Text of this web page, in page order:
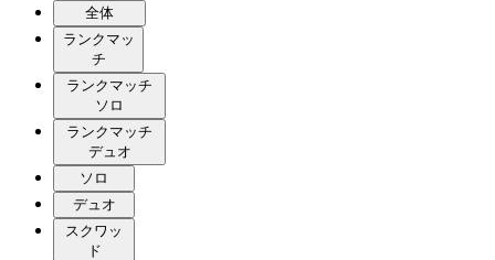
全体
ランクマッ
チ
ランクマッチ
ソロ
ランクマッチ
デュオ
ソロ
デュオ
スクワッ
ド